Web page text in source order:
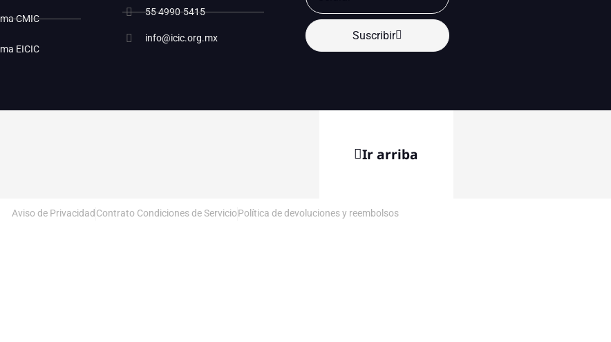
CMIC
EICIC
55 4990-5415
info@icic.org.mx Suscribir
Ir arriba
Aviso de Privacidad Contrato Condiciones de ServicioPolítica de devoluciones y reembolsos